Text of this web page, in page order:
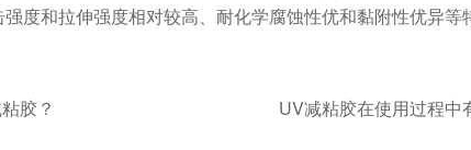
度和拉伸强度相对较高、耐化学腐蚀性优和黏附性优异
胶？ UV减粘胶在使用过程中